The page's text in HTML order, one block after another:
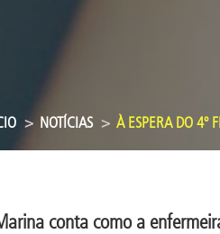
NOTÍCIAS À ESPERA DO 4º
conta como a